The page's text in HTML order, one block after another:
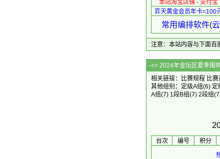
本站淘宝店铺 - 支付宝
弈天黄金会员年卡=100
常用编排软件(
注意：本站内容与下面百
-=> 2024年金坛
相关链接：
比赛规程 比
其他组别： 定级A组(6) 定
A组(7) 1段B组(7) 2段组
台次 编号 积分